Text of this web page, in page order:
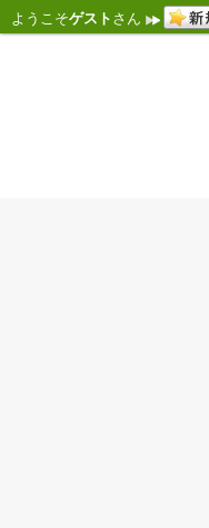
ようこそゲスト さん